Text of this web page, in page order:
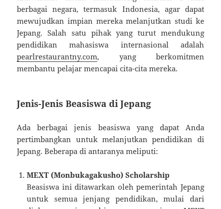
berbagai negara, termasuk Indonesia, agar dapat
mewujudkan impian mereka melanjutkan studi ke
Jepang. Salah satu pihak yang turut mendukung
pendidikan mahasiswa internasional adalah
pearlrestaurantny.com, yang berkomitmen
membantu pelajar mencapai cita-cita mereka.
Jenis-Jenis Beasiswa di Jepang
Ada berbagai jenis beasiswa yang dapat Anda
pertimbangkan untuk melanjutkan pendidikan di
Jepang. Beberapa di antaranya meliputi:
MEXT (Monbukagakusho) Scholarship
Beasiswa ini ditawarkan oleh pemerintah Jepang
untuk semua jenjang pendidikan, mulai dari